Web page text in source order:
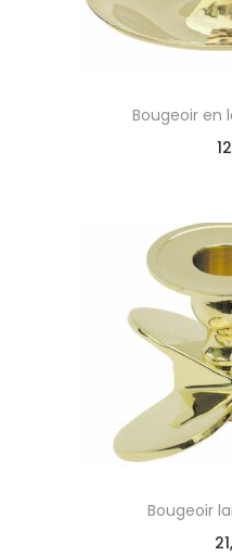
Bougeoir en
Bougeoir